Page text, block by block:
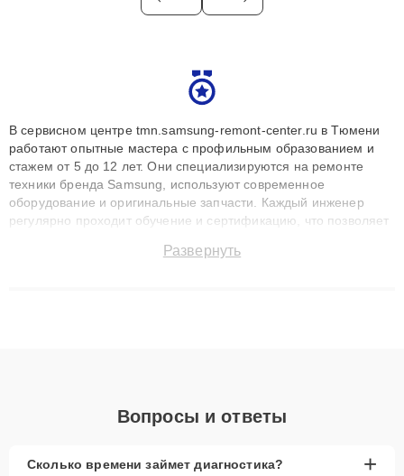
В сервисном центре tmn.samsung-remont-center.ru в Тюмени
работают опытные мастера с профильным образованием и
стажем от 5 до 12 лет. Они специализируются на ремонте
техники бренда Samsung, используют современное
оборудование и оригинальные запчасти. Каждый инженер
регулярно проходит обучение и сертификацию, что позволяет
технику с сохранением гарантии до 3 лет. Наши мастера
Развернуть
Вопросы и ответы
Сколько времени займет диагностика? +